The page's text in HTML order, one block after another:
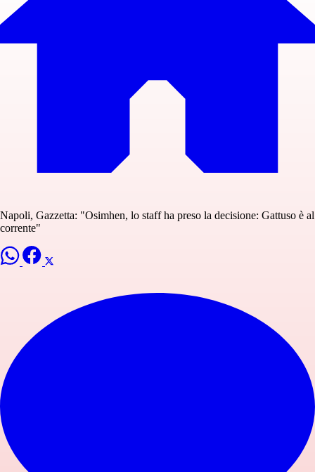
Napoli, Gazzetta: "Osimhen, lo staff ha preso la decisione: Gattuso è al
corrente"